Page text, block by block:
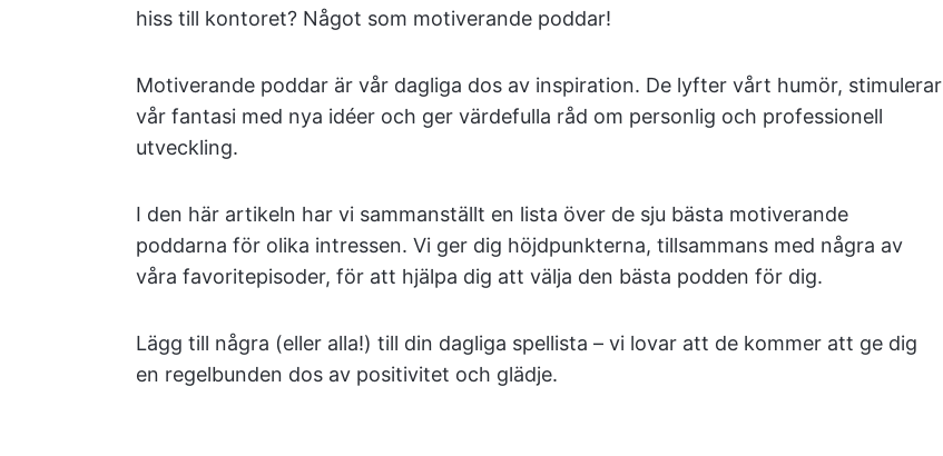
hiss till kontoret? Något som motiverande poddar!
Motiverande poddar är vår dagliga dos av inspiration. De lyfter vårt humör, stimulerar
vår fantasi med nya idéer och ger värdefulla råd om personlig och professionell
utveckling.
I den här artikeln har vi sammanställt en lista över de sju bästa motiverande
poddarna för olika intressen. Vi ger dig höjdpunkterna, tillsammans med några av
våra favoritepisoder, för att hjälpa dig att välja den bästa podden för dig.
Lägg till några (eller alla!) till din dagliga spellista – vi lovar att de kommer att ge dig
en regelbunden dos av positivitet och glädje.